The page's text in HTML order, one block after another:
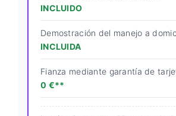
INCLUIDO
Demostración del manejo a
INCLUIDA
Fianza mediante garantía de
0 €**